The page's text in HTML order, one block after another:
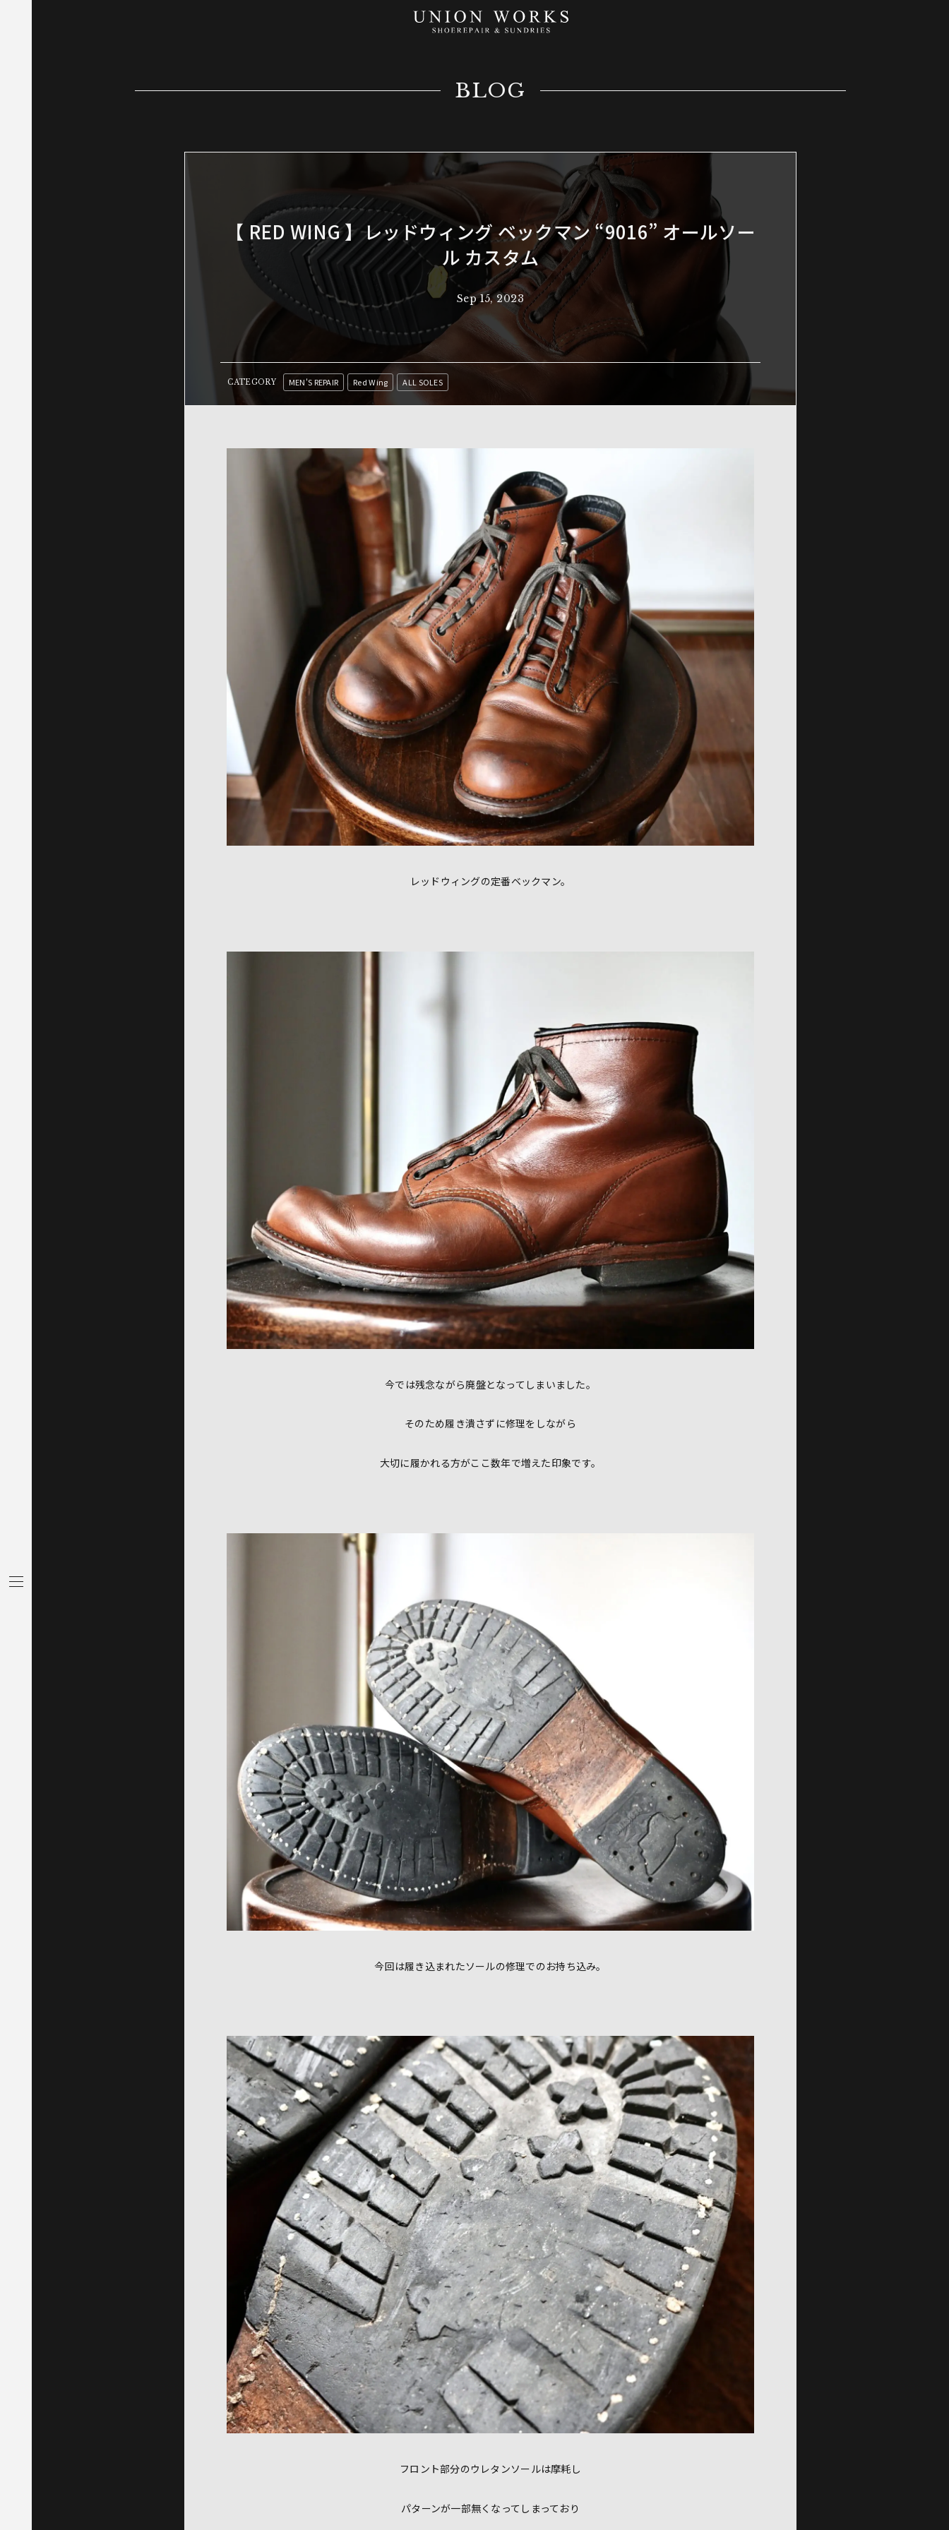
BLOG
【 RED WING 】レッドウィング ベックマン “9016” オールソー
ル カスタム
Sep 15, 2023
CATEGORY MEN'S REPAIR Red Wing ALL SOLES
レッドウィングの定番ベックマン。
今では残念ながら廃盤となってしまいました。
そのため履き潰さずに修理をしながら
大切に履かれる方がここ数年で増えた印象です。
今回は履き込まれたソールの修理でのお持ち込み。
フロント部分のウレタンソールは摩耗し
パターンが一部無くなってしまっており